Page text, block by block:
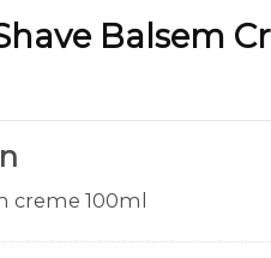
Balsem
creme 100ml